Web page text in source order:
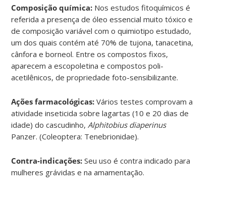
Composição química: Nos estudos fitoquímicos é
referida a presença de óleo essencial muito tóxico e
de composição variável com o quimiotipo estudado,
um dos quais contém até 70% de tujona, tanacetina,
cânfora e borneol. Entre os compostos fixos,
aparecem a escopoletina e compostos poli-
acetilênicos, de propriedade foto-sensibilizante.
Ações farmacológicas: Vários testes comprovam a
atividade inseticida sobre lagartas (10 e 20 dias de
idade) do cascudinho, Alphitobius diaperinus
Panzer. (Coleoptera: Tenebrionidae).
Contra-indicações:Seu uso é contra indicado para
mulheres grávidas e na amamentação.